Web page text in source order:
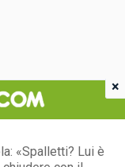
«Spalletti? Lui è
×